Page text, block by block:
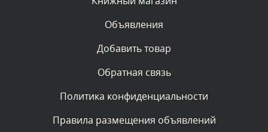
Комментарий проверяется
администратором.
Комментарий проверяется
администратором.
Объявления
Добавить товар
Обратная связь
Политика конфиденциальности
Правила размещения объявлений